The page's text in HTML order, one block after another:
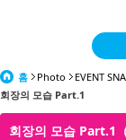
홈 Photo EVENT
회장의 모습 Part.1
회장의 모습 Part.1